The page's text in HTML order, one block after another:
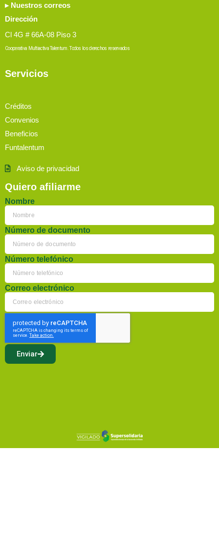
▸ Nuestros correos
Dirección
Cl 4G # 66A-08 Piso 3
Cooperativa Multiactiva Talentum. Todos los derechos reservados
Servicios
Créditos
Convenios
Beneficios
Funtalentum
Aviso de privacidad
Quiero afiliarme
Nombre
Número de documento
Número telefónico
Correo electrónico
Enviar